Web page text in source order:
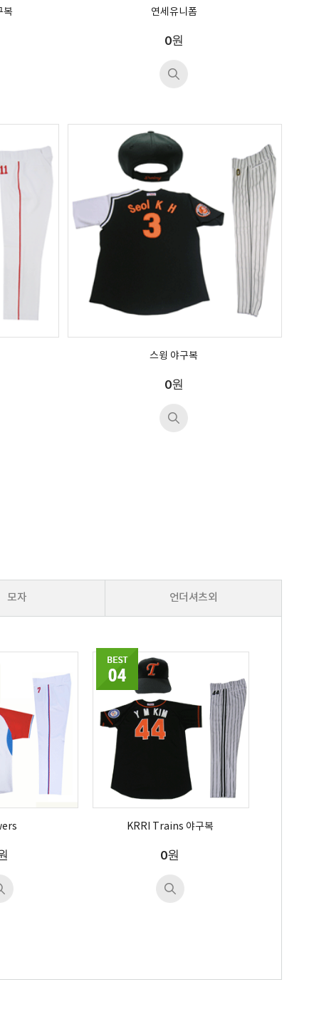
복 연세유니폼
0원
스윙 야구복
0원
모자 언더셔츠외
KRRI Trains 야구복
0원